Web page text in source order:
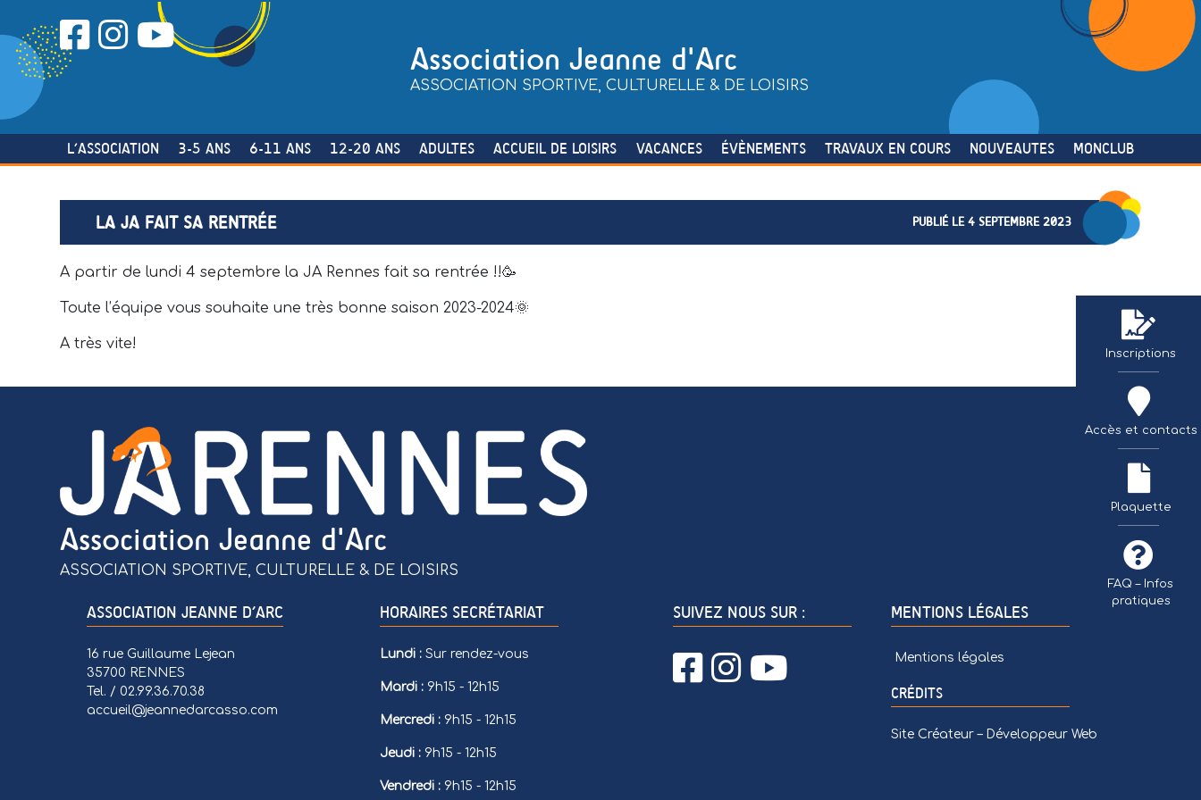
to
content
Association Jeanne d'Arc
ASSOCIATION SPORTIVE, CULTURELLE & DE LOISIRS
L’ASSOCIATION 3-5 ANS 6-11 ANS 12-20 ANS ADULTES ACCUEIL DE LOISIRS VACANCES ÉVÈNEMENTS TRAVAUX EN COURS NOUVEAUTES MONCLUB
LA JA FAIT SA RENTRÉE PUBLIÉ LE 4 SEPTEMBRE 2023
A partir de lundi 4 septembre la JA Rennes fait sa rentrée !!🥳
Toute l’équipe vous souhaite une très bonne saison 2023-2024🌞
A très vite!
Inscriptions
Accès et contacts
Plaquette
FAQ – Infos
pratiques
Association Jeanne d'Arc
ASSOCIATION SPORTIVE, CULTURELLE & DE LOISIRS
ASSOCIATION JEANNE D’ARC
16 rue Guillaume Lejean
35700 RENNES
Tel. / 02.99.36.70.38
accueil@jeannedarcasso.com
HORAIRES SECRÉTARIAT
Lundi : Sur rendez-vous
Mardi : 9h15 - 12h15
Mercredi : 9h15 - 12h15
Jeudi : 9h15 - 12h15
Vendredi : 9h15 - 12h15
SUIVEZ NOUS SUR : MENTIONS LÉGALES
Mentions légales
CRÉDITS
Site Créateur – Développeur Web